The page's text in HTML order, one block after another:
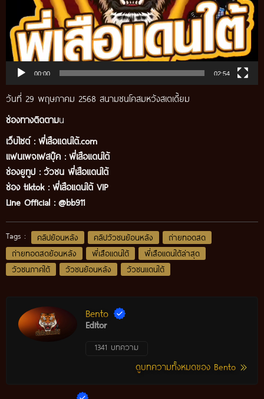
00:00 02:54
วันที่ 29 พฤษภาคม 2568 สนามชนโคสมหวังสเตเดี้ยม
ช่องทางติดตามน
เว็บไซต์ : พี่เสือแดนใต้.com
แฟนเพจเฟสบุ๊ค : พี่เสือแดนใต้
ช่องยูทูป : วัวชน พี่เสือแดนใต้
ช่อง tiktok : พี่เสือแดนใต้ VIP
Line Official : @bb911
Tags : คลิปย้อนหลัง คลิปวัวชนย้อนหลัง
ถ่ายทอดสด
ถ่ายทอดสดย้อนหลัง
พี่เสือแดนใต้
พี่เสือแดนใต้ล่าสุด
วัวชนภาคใต้
วัวชนย้อนหลัง วัวชนแดนใต้
Bento
Editor
1341 บทความ
ดูบทความทั้งหมดของ Bento